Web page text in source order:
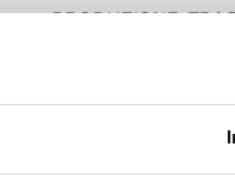
PRODUZIONE,